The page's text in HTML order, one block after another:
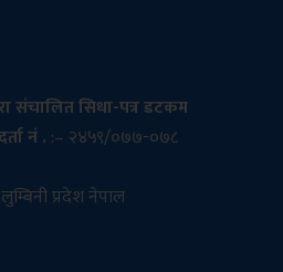
संचालित सिधा-पत्र डटकम
नं . :– २४५९/०७७-०७८
प्रदेश नेपाल